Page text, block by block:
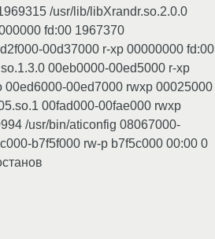
/usr/lib/libXrandr.so.2.0.0
fd:00 1967370
00d37000 r-xp 00000000 fd:00
00eb0000-00ed5000 r-xp
00ed7000 rwxp 00025000
00fad000-00fae000 rwxp
/usr/bin/aticonfig 08067000-
b7f5f000 rw-p b7f5c000 00:00 0